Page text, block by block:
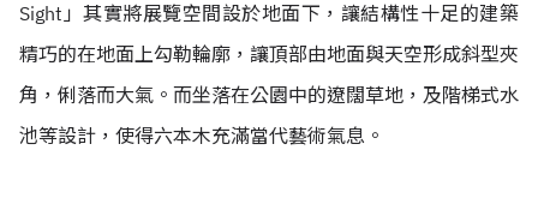
Sight」其實將展覽空間設於地面下，讓結構性十足的建築
精巧的在地面上勾勒輪廓，讓頂部由地面與天空形成斜型夾
角，俐落而大氣。而坐落在公園中的遼闊草地，及階梯式水
池等設計，使得六本木充滿當代藝術氣息。